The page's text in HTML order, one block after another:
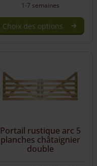
1-7 semaines
Choix des options
Portail rustique arc 5
planches châtaignier
double